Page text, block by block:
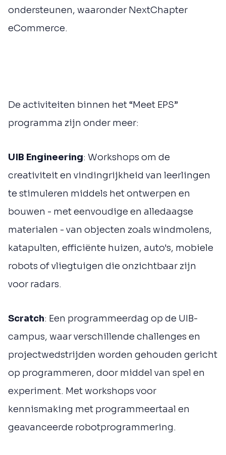
ondersteunen, waaronder NextChapter
eCommerce.
De activiteiten binnen het “Meet EPS”
programma zijn onder meer:
UIB Engineering: Workshops om de
creativiteit en vindingrijkheid van leerlingen
te stimuleren middels het ontwerpen en
bouwen - met eenvoudige en alledaagse
materialen - van objecten zoals windmolens,
katapulten, efficiënte huizen, auto's, mobiele
robots of vliegtuigen die onzichtbaar zijn
voor radars.
Scratch: Een programmeerdag op de UIB-
campus, waar verschillende challenges en
projectwedstrijden worden gehouden gericht
op programmeren, door middel van spel en
experiment. Met workshops voor
kennismaking met programmeertaal en
geavanceerde robotprogrammering.